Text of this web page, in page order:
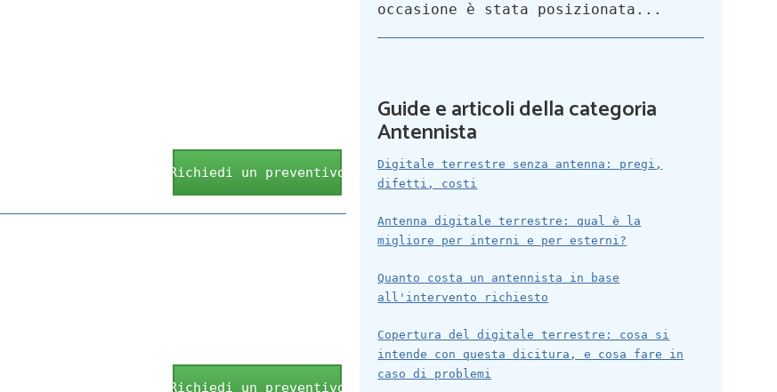
Richiedi un preventivo
Richiedi un preventivo
occasione è stata posizionata...
Guide e articoli della categoria
Antennista
Digitale terrestre senza antenna: pregi,
difetti, costi
Antenna digitale terrestre: qual è la
migliore per interni e per esterni?
Quanto costa un antennista in base
all'intervento richiesto
Copertura del digitale terrestre: cosa si
intende con questa dicitura, e cosa fare in
caso di problemi